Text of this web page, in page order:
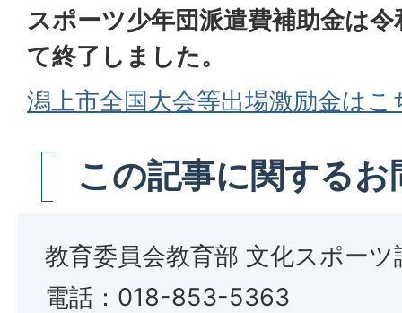
スポーツ少年団派遣費補助⾦は
て終了しました。
潟上市全国大会等出場激励金はこ
この記事に関する
教育委員会教育部 文化スポー
電話：018-853-5363